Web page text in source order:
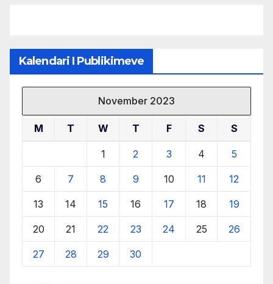
Kalendari I Publikimeve
November 2023
M T W T F S S
1 2 3 4 5
6 7 8 9 10 11 12
13 14 15 16 17 18 19
20 21 22 23 24 25 26
27 28 29 30